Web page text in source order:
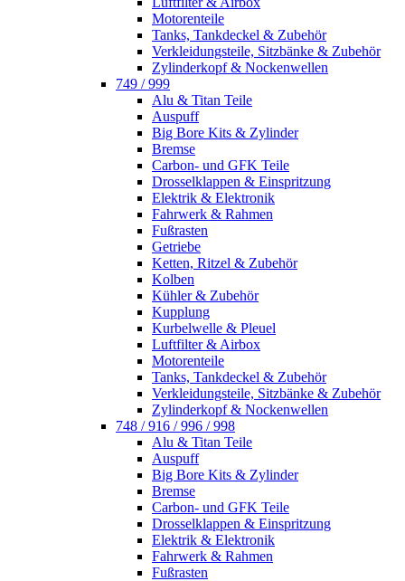
Motorenteile
Tanks, Tankdeckel & Zubehör
Verkleidungsteile, Sitzbänke & Zubehör
Zylinderkopf & Nockenwellen
749 / 999
Alu & Titan Teile
Auspuff
Big Bore Kits & Zylinder
Bremse
Carbon- und GFK Teile
Drosselklappen & Einspritzung
Elektrik & Elektronik
Fahrwerk & Rahmen
Fußrasten
Getriebe
Ketten, Ritzel & Zubehör
Kolben
Kühler & Zubehör
Kupplung
Kurbelwelle & Pleuel
Luftfilter & Airbox
Motorenteile
Tanks, Tankdeckel & Zubehör
Verkleidungsteile, Sitzbänke & Zubehör
Zylinderkopf & Nockenwellen
748 / 916 / 996 / 998
Alu & Titan Teile
Auspuff
Big Bore Kits & Zylinder
Bremse
Carbon- und GFK Teile
Drosselklappen & Einspritzung
Elektrik & Elektronik
Fahrwerk & Rahmen
Fußrasten